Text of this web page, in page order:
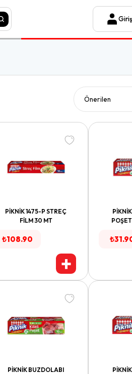
PİKNİK 1475-P STREÇ
FİLM 30 MT
₺108.90
+
₺
PİKNİK BUZDOLABI